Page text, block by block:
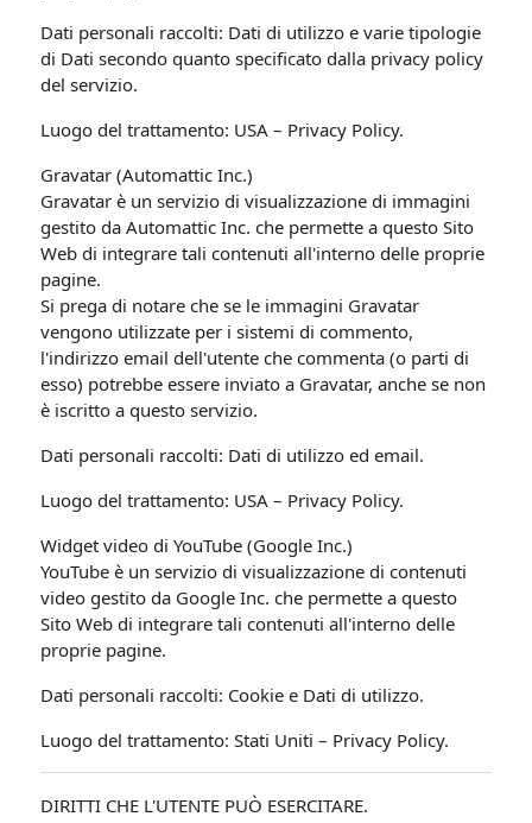
Dati personali raccolti: Dati di utilizzo e varie tipologie
di Dati secondo quanto specificato dalla privacy policy
del servizio.
Luogo del trattamento: USA – Privacy Policy.
Gravatar (Automattic Inc.)
Gravatar è un servizio di visualizzazione di immagini
gestito da Automattic Inc. che permette a questo Sito
Web di integrare tali contenuti all'interno delle proprie
pagine.
Si prega di notare che se le immagini Gravatar
vengono utilizzate per i sistemi di commento,
l'indirizzo email dell'utente che commenta (o parti di
esso) potrebbe essere inviato a Gravatar, anche se non
è iscritto a questo servizio.
Dati personali raccolti: Dati di utilizzo ed email.
Luogo del trattamento: USA – Privacy Policy.
Widget video di YouTube (Google Inc.)
YouTube è un servizio di visualizzazione di contenuti
video gestito da Google Inc. che permette a questo
Sito Web di integrare tali contenuti all'interno delle
proprie pagine.
Dati personali raccolti: Cookie e Dati di utilizzo.
Luogo del trattamento: Stati Uniti – Privacy Policy.
DIRITTI CHE L'UTENTE PUÒ ESERCITARE.